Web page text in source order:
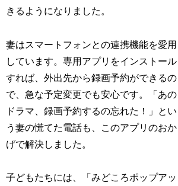
きるようになりました。
妻はスマートフォンとの連携機能を愛用
しています。専用アプリをインストール
すれば、外出先から録画予約ができるの
で、急な予定変更でも安心です。「あの
ドラマ、録画予約するの忘れた！」とい
う妻の慌てた電話も、このアプリのおか
げで解決しました。
子どもたちには、「みどころポップアッ